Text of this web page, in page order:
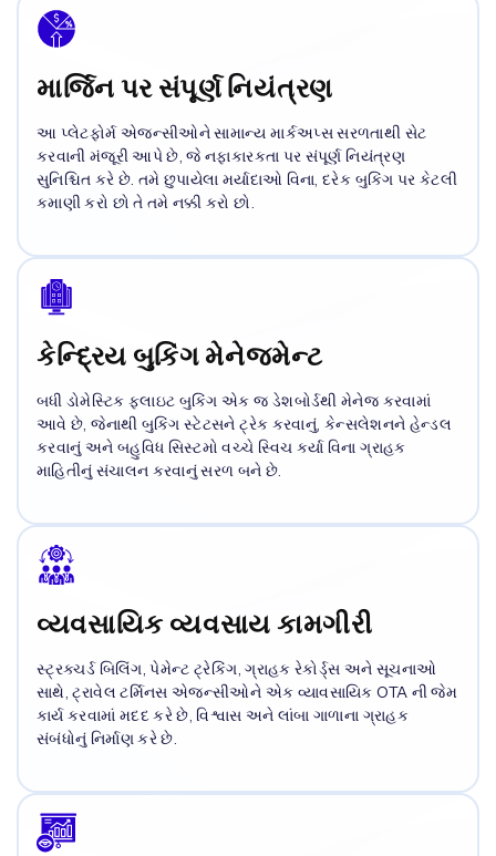
માર્જિન પર સંપૂર્ણ નિયંત્રણ
આ પ્લેટફોર્મ એજન્સીઓને સામાન્ય માર્કઅપ્સ સરળતાથી સેટ
કરવાની મંજૂરી આપે છે, જે નફાકારકતા પર સંપૂર્ણ નિયંત્રણ
સુનિશ્ચિત કરે છે. તમે છુપાયેલા મર્યાદાઓ વિના, દરેક બુકિંગ પર કેટલી
કમાણી કરો છો તે તમે નક્કી કરો છો.
કેન્દ્રિય બુકિંગ મેનેજમેન્ટ
બધી ડોમેસ્ટિક ફ્લાઇટ બુકિંગ એક જ ડેશબોર્ડથી મેનેજ કરવામાં
આવે છે, જેનાથી બુકિંગ સ્ટેટસને ટ્રેક કરવાનું, કેન્સલેશનને હેન્ડલ
કરવાનું અને બહુવિધ સિસ્ટમો વચ્ચે સ્વિચ કર્યા વિના ગ્રાહક
માહિતીનું સંચાલન કરવાનું સરળ બને છે.
વ્યવસાયિક વ્યવસાય કામગીરી
સ્ટ્રક્ચર્ડ બિલિંગ, પેમેન્ટ ટ્રેકિંગ, ગ્રાહક રેકોર્ડ્સ અને સૂચનાઓ
સાથે, ટ્રાવેલ ટર્મિનસ એજન્સીઓને એક વ્યાવસાયિક OTA ની જેમ
કાર્ય કરવામાં મદદ કરે છે, વિશ્વાસ અને લાંબા ગાળાના ગ્રાહક
સંબંધોનું નિર્માણ કરે છે.